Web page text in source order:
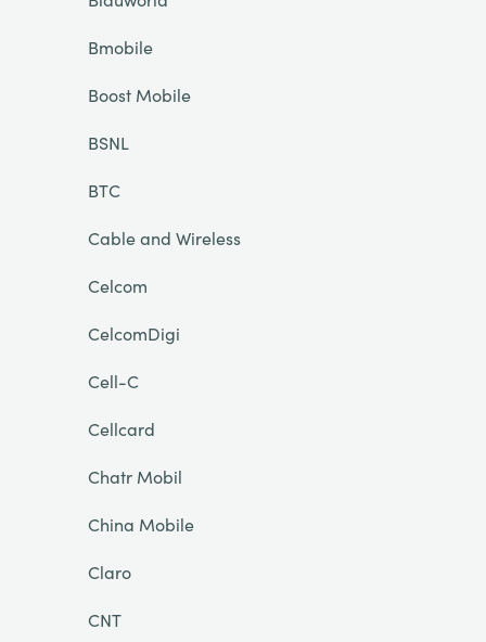
Bmobile
Boost Mobile
BSNL
BTC
Cable and Wireless
Celcom
CelcomDigi
Cell-C
Cellcard
Chatr Mobil
China Mobile
Claro
CNT